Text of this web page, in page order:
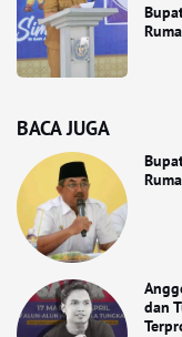
BACA JUGA
dan